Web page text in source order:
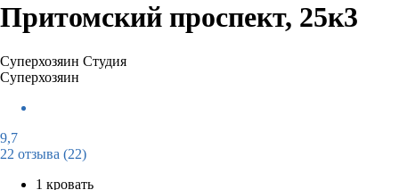
Притомский проспект, 25к3
Суперхозяин Студия
Суперхозяин
9,7
22 отзыва (22)
1 кровать